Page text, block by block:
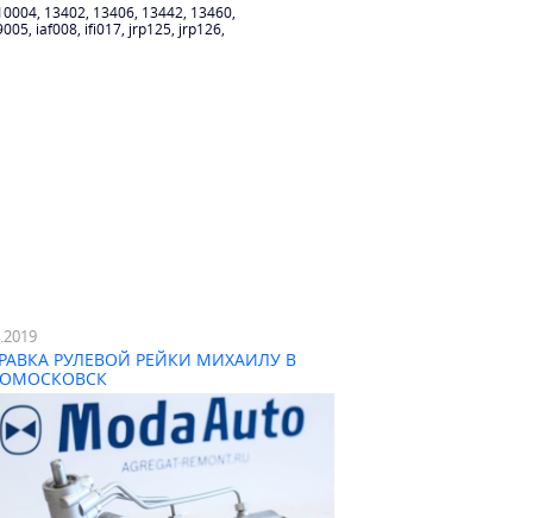
13402, 13406, 13442, 13460,
iaf008, ifi017, jrp125, jrp126,
РУЛЕВОЙ РЕЙКИ МИХАИЛУ В